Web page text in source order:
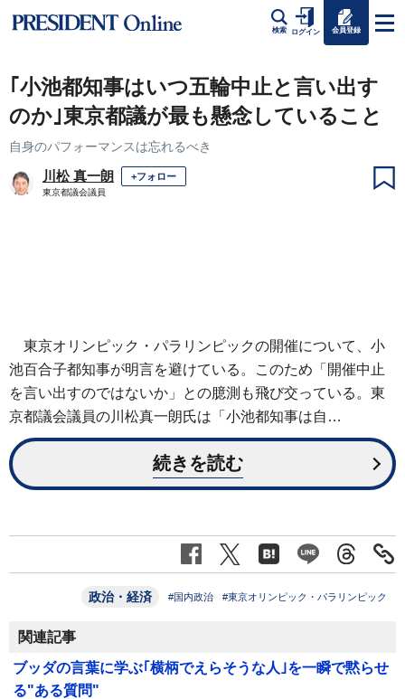
検索 ログイン 会員登録
｢小池都知事はいつ五輪中止と言い出す
のか｣東京都議が最も懸念していること
自身のパフォーマンスは忘れるべき
川松 真一朗 +フォロー
東京都議会議員
東京オリンピック・パラリンピックの開催について、小
池百合子都知事が明言を避けている。このため「開催中止
を言い出すのではないか」との臆測も飛び交っている。東
京都議会議員の川松真一朗氏は「小池都知事は自…
続きを読む
政治・経済 #国内政治 #東京オリンピック・パラリンピック
関連記事
ブッダの言葉に学ぶ｢横柄でえらそうな人｣を一瞬で黙らせ
る"ある質問"